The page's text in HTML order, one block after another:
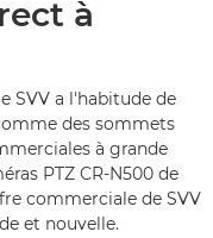
à
SVV a l'habitude de
des sommets
à grande
PTZ CR-N500 de
commerciale de SVV
et nouvelle.